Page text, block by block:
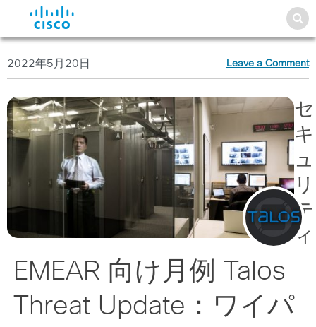
2022年5月20日 Leave a Comment
セ
キ
ュ
リ
テ
ィ
EMEAR 向け月例 Talos
Threat Update：ワイパ